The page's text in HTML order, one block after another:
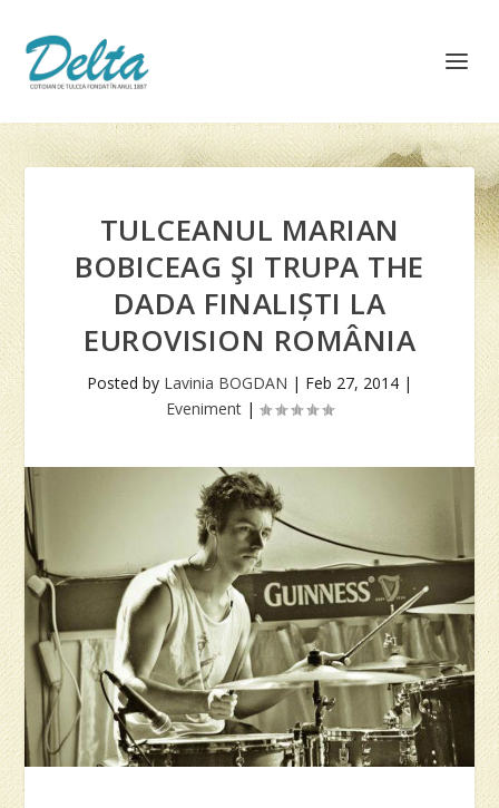
TULCEANUL MARIAN
BOBICEAG ŞI TRUPA THE
DADA FINALIȘTI LA
EUROVISION ROMÂNIA
Posted by Lavinia BOGDAN | Feb 27, 2014 |
Eveniment |